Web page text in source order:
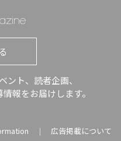
ント、読者企画、
報をお届けします。
｜ 広告掲載について